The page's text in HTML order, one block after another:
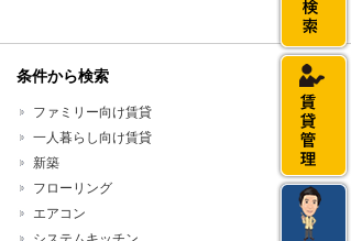
条件から検索
ファミリー向け賃貸
一人暮らし向け賃貸
新築
フローリング
エアコン